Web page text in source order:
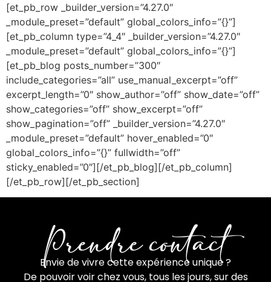
[et_pb_row _builder_version=”4.27.0″
_module_preset=”default” global_colors_info=”{}”]
[et_pb_column type=”4_4″ _builder_version=”4.27.0″
_module_preset=”default” global_colors_info=”{}”]
[et_pb_blog posts_number=”300″
include_categories=”all” use_manual_excerpt=”off”
excerpt_length=”0″ show_author=”off” show_date=”off”
show_categories=”off” show_excerpt=”off”
show_pagination=”off” _builder_version=”4.27.0″
_module_preset=”default” hover_enabled=”0″
global_colors_info=”{}” fullwidth=”off”
sticky_enabled=”0″][/et_pb_blog][/et_pb_column]
[/et_pb_row][/et_pb_section]
Prendre contact
Envie de vivre cette expérience unique ?
De pouvoir voir chez vous, tous les jours, sur des